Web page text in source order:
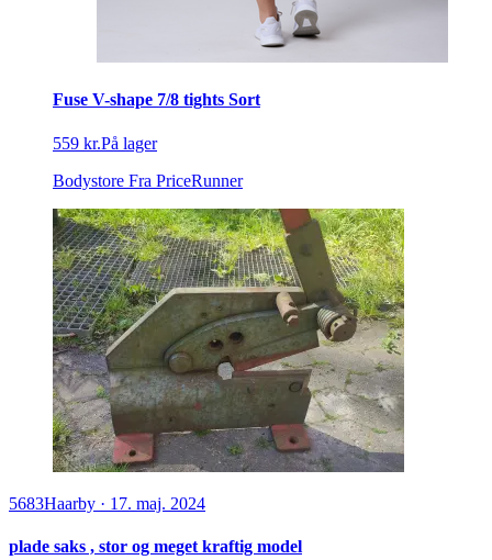
Fuse V-shape 7/8 tights Sort
559 kr.På lager
Bodystore Fra PriceRunner
5683Haarby · 17. maj. 2024
plade saks , stor og meget kraftig model